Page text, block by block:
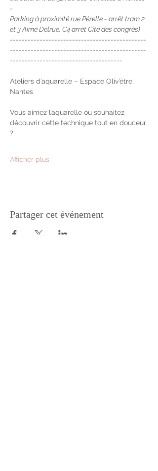
-
Parking à proximité rue Pérelle - arrêt tram 2
et 3 Aimé Delrue, C4 arrêt Cité des congrès)
----------------------------------------------
----------------------------------------------
--------------------------------------
Ateliers d’aquarelle – Espace Oliv’être,
Nantes
Vous aimez l’aquarelle ou souhaitez
découvrir cette technique tout en douceur
?
Afficher plus
Partager cet événement